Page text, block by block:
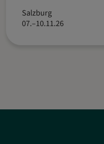
Salzburg
07.–10.11.26